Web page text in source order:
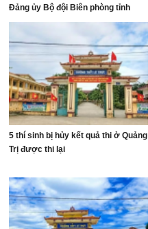
Đảng ủy Bộ đội Biên phòng tỉnh
5 thí sinh bị hủy kết quả thi ở Quảng
Trị được thi lại